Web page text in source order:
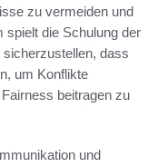
zu vermeiden und
spielt die Schulung der
dass
um Konflikte
beitragen zu
und